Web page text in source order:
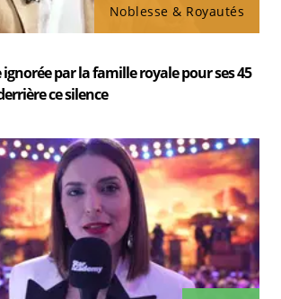
Noblesse & Royautés
par la famille royale pour ses 45
ce silence